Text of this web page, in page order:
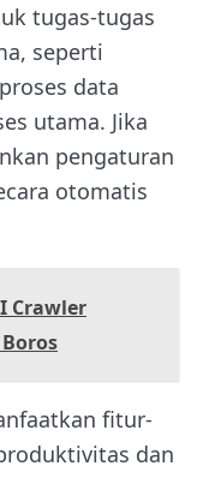
tugas-tugas
seperti
data
utama. Jika
pengaturan
otomatis
Crawler
fitur-
dan